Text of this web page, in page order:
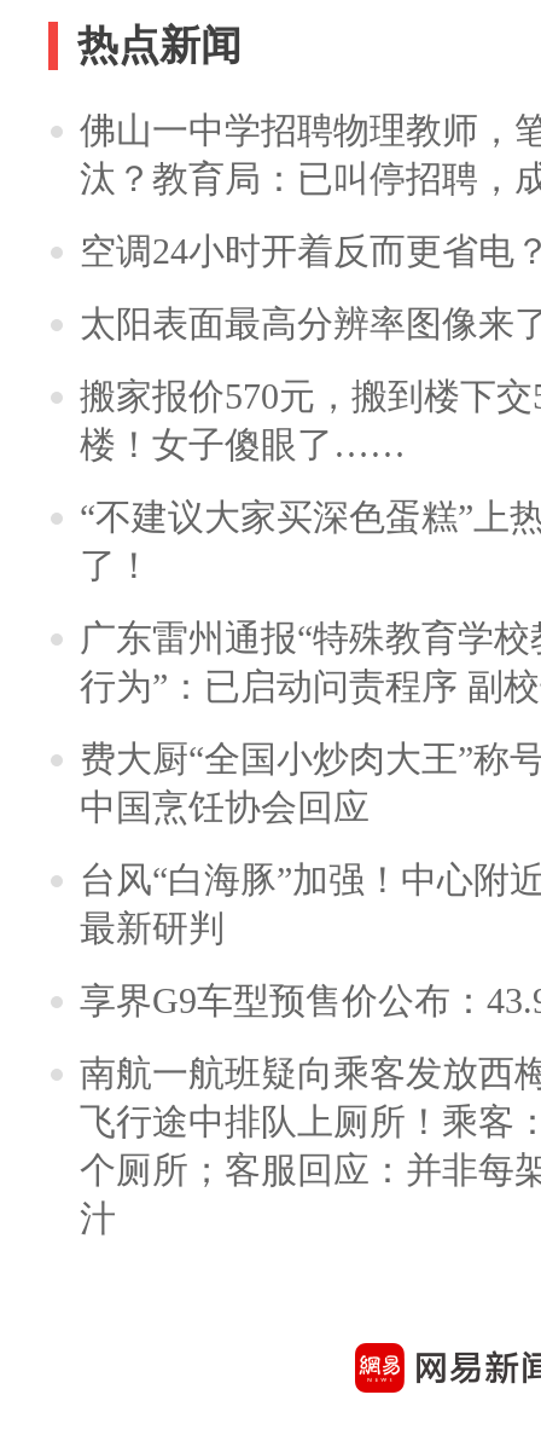
热点新闻
佛山一中学招聘物理教师，
汰？教育局：已叫停招聘，
空调24小时开着反而更省电
太阳表面最高分辨率图像来
搬家报价570元，搬到楼下
楼！女子傻眼了……
“不建议大家买深色蛋糕”上
了！
广东雷州通报“特殊教育学
行为”：已启动问责程序 副
费大厨“全国小炒肉大王”称
中国烹饪协会回应
台风“白海豚”加强！中心附
最新研判
享界G9车型预售价公布：
南航一航班疑向乘客发放西
飞行途中排队上厕所！乘客
个厕所；客服回应：并非每
汁